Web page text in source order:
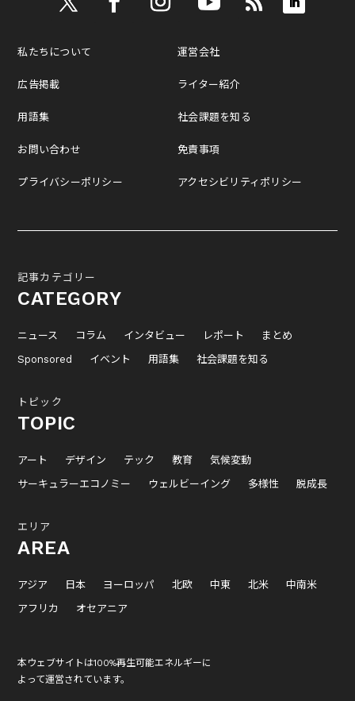
私たちについて
広告掲載
用語集
お問い合わせ
プライバシーポリシー
運営会社
ライター紹介
社会課題を知る
免責事項
アクセシビリティポリシー
記事カテゴリー
CATEGORY
ニュース コラム インタビュー レポート
まとめ
Sponsored
イベント 用語集 社会課題を知る
トピック
TOPIC
アート デザイン テック 教育
気候変動
サーキュラーエコノミー
ウェルビーイング 多様性 脱成長
エリア
AREA
アジア 日本 ヨーロッパ 北欧 中東 北米
中南米
アフリカ
オセアニア
本ウェブサイトは100%再生可能エネルギーに
よって運営されています。